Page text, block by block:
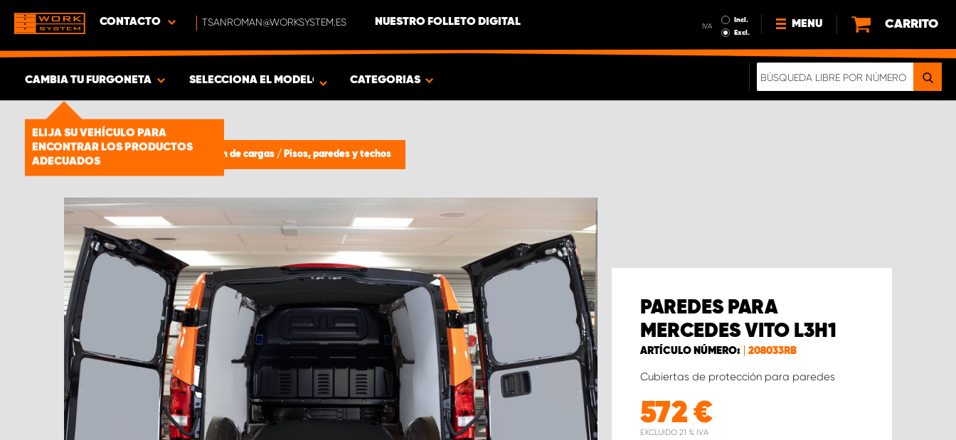
CONTACTO TSANROMAN@WORKSYSTEM.ES NUESTRO FOLLETO DIGITAL IVA
Incl.
Excl.
MENU
NOTICIAS
CARRITO
CAMBIA TU FURGONETA
ELIJA SU VEHÍCULO PARA
ENCONTRAR LOS PRODUCTOS
ADECUADOS
MOSTRAR RESULTADOS -
PRODUCTOS
SELECCIONA EL MODELO CATEGORIAS
Paneles de protección y sujeción de cargas / Pisos, paredes y techos
PAREDES PARA
MERCEDES VITO L3H1
ARTÍCULO NÚMERO: 208033RB
Cubiertas de protección para paredes
572€
EXCLUIDO 21 % IVA